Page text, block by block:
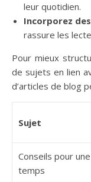
leur quotidien.
Incorporez
rassure les
Pour mieux
de sujets en lien
d’articles de blog
Sujet
Conseils pour
temps